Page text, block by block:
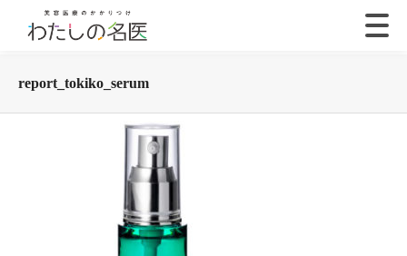
report_tokiko_serum